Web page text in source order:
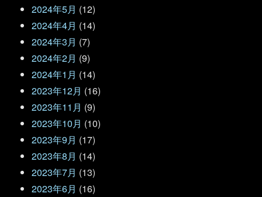
2024年5月 (12)
2024年4月 (14)
2024年3月 (7)
2024年2月 (9)
2024年1月 (14)
2023年12月 (16)
2023年11月 (9)
2023年10月 (10)
2023年9月 (17)
2023年8月 (14)
2023年7月 (13)
2023年6月 (16)